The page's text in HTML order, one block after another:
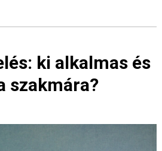
ki alkalmas és
szakmára?